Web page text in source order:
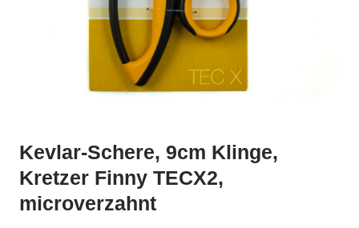
Kevlar-Schere, 9cm Klinge,
Kretzer Finny TECX2,
microverzahnt